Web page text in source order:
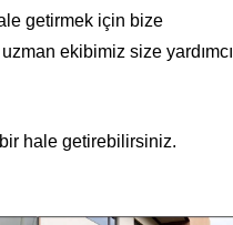
getirmek için bize
ekibimiz size yardımcı
hale getirebilirsiniz.